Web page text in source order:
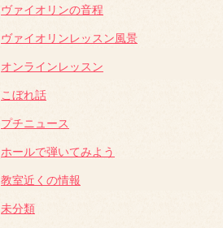
ヴァイオリンの音程
ヴァイオリンレッスン風景
オンラインレッスン
こぼれ話
プチニュース
ホールで弾いてみよう
教室近くの情報
未分類